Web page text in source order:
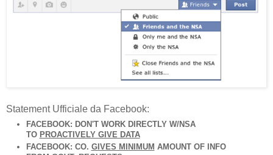
Statement Ufficiale da Facebook:
FACEBOOK: DON'T WORK DIRECTLY W/NSA
TO PROACTIVELY GIVE DATA
FACEBOOK: CO. GIVES MINIMUM AMOUNT OF INFO